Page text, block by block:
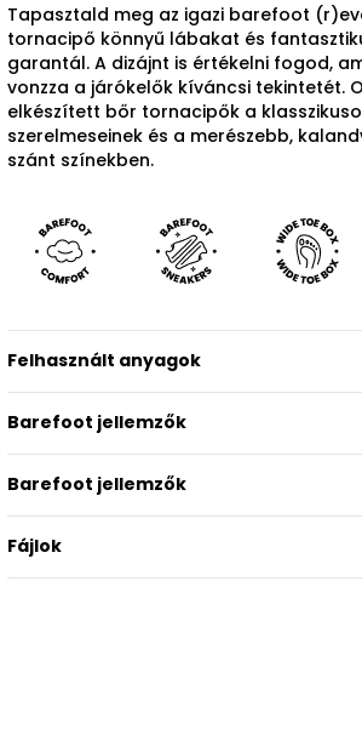
Tapasztald meg az igazi barefoot
tornacipő könnyű lábakat és
garantál. A dizájnt is értékelni fogod,
vonzza a járókelők kíváncsi tekintetét.
elkészített bőr tornacipők a
szerelmeseinek és a merészebb,
szánt színekben.
Felhasznált anyagok
Barefoot jellemzők
Barefoot jellemzők
Fájlok